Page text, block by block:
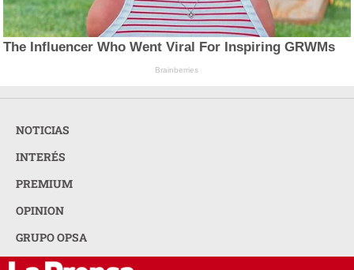
The Influencer Who Went Viral For Inspiring GRWMs
Brainberries
NOTICIAS
INTERÉS
PREMIUM
OPINION
GRUPO OPSA